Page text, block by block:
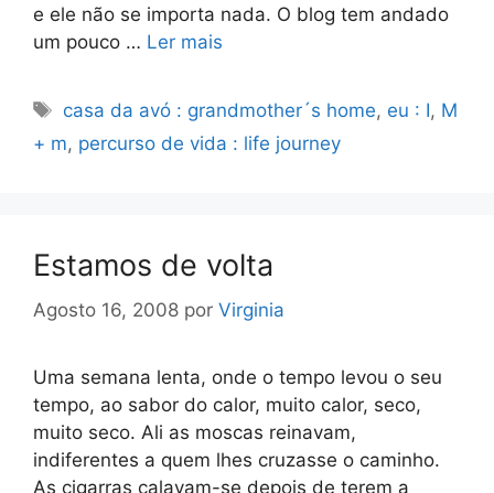
e ele não se importa nada. O blog tem andado
um pouco … Ler mais
Etiquetas
casa da avó : grandmother´s home, eu : I, M
+ m, percurso de vida : life journey
Estamos de volta
Agosto 16, 2008 por Virginia
Uma semana lenta, onde o tempo levou o seu
tempo, ao sabor do calor, muito calor, seco,
muito seco. Ali as moscas reinavam,
indiferentes a quem lhes cruzasse o caminho.
As cigarras calavam-se depois de terem a